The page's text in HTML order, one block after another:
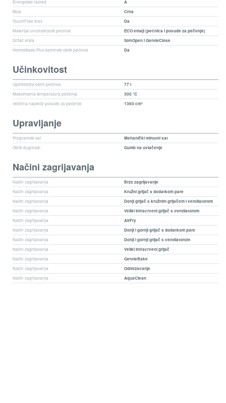
Energetski razred
A
Boja
Crna
TouchFree Inox
Da
Materijal unutrašnjosti pećnice
ECO emajl (pećnica i posude za pečenje)
Držač vrata
SoftOpen i GentleClose
HomeMade Plus kaminski oblik pećnice
Da
Učinkovitost
Upotrebljivi obim pećnice
77 l
Maksimalna temperatura pečenja
300 °C
Veličina najveće posude za pečenje
1360 cm²
Upravljanje
Programski sat
Mehanički minutni sat
Oblik dugmadi
Gumb na uvlačenje
Načini zagrijavanja
Način zagrijavanja
Brzo zagrijavanje
Način zagrijavanja
Kružni grijač s dodatkom pare
Način zagrijavanja
Donji grijač s kružnim grijačem i ventilatorom
Način zagrijavanja
Veliki infracrveni grijač s ventilatorom
Način zagrijavanja
AirFry
Način zagrijavanja
Donji i gornji grijač s dodatkom pare
Način zagrijavanja
Donji i gornji grijač s ventilatorom
Način zagrijavanja
Veliki infracrveni grijač
Način zagrijavanja
GentleBake
Način zagrijavanja
Odmrzavanje
Način zagrijavanja
AquaClean